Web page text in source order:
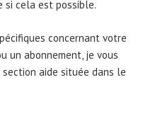
si cela est possible.
concernant votre
un abonnement, je vous
aide située dans le